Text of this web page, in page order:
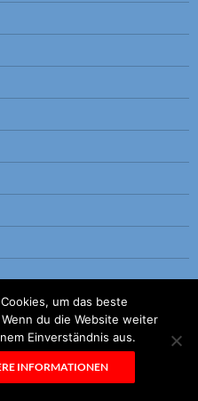
um das beste
du die Website weiter
Einverständnis aus.
INFORMATIONEN